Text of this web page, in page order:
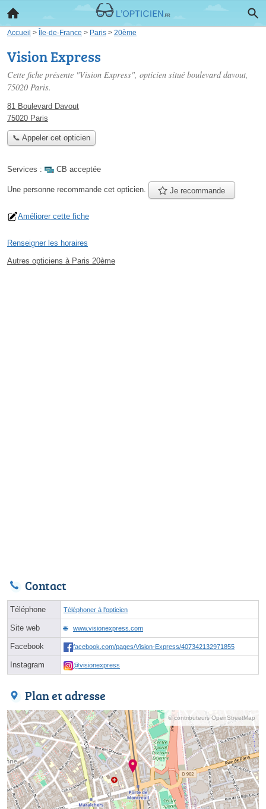
Accueil > Île-de-France > Paris > 20ème
Vision Express
Cette fiche présente "Vision Express", opticien situé boulevard davout,
75020 Paris.
81 Boulevard Davout
75020 Paris
📞 Appeler cet opticien
Services : CB acceptée
Une personne recommande cet opticien. Je recommande
Améliorer cette fiche
Renseigner les horaires
Autres opticiens à Paris 20ème
Contact
Téléphone Téléphoner à l'opticien
Site web www.visionexpress.com
Facebook facebook.com/pages/Vision-Express/407342132971855
Instagram @visionexpress
Plan et adresse
© contributeurs OpenStreetMap